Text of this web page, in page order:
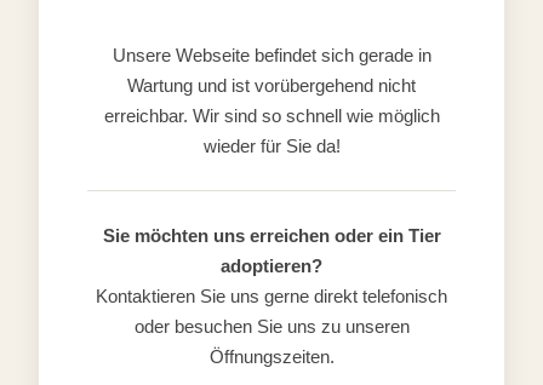
Unsere Webseite befindet sich gerade in
Wartung und ist vorübergehend nicht
erreichbar. Wir sind so schnell wie möglich
wieder für Sie da!
Sie möchten uns erreichen oder ein Tier
adoptieren?
Kontaktieren Sie uns gerne direkt telefonisch
oder besuchen Sie uns zu unseren
Öffnungszeiten.